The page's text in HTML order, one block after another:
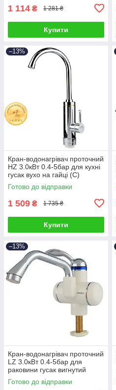
1 114 ₴ 1 281 ₴
Купити
–13%
Кран-водонагрівач проточний
HZ 3.0кВт 0.4-5бар для кухні
гусак вухо на гайці (C)
AQUATICA HZ-6B143C
(9791110)
Готово до відправки
1 509 ₴ 1 735 ₴
Купити
–13%
Кран-водонагрівач проточний
LZ 3.0кВт 0.4-5бар для
раковини гусак вигнутий
довгий на гайці AQUATICA
9795013 (LZ-5A211W)
Готово до відправки